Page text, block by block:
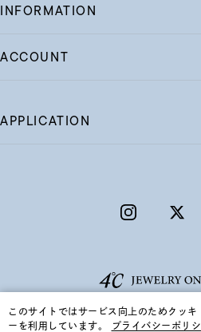
INFORMATION
ACCOUNT
APPLICATION
このサイトではサービス向上のためクッキ
ーを利用しています。
プライバシーポリシ